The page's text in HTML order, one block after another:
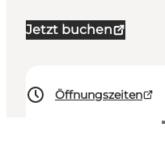
Jetzt buchen
Öffnungszeiten